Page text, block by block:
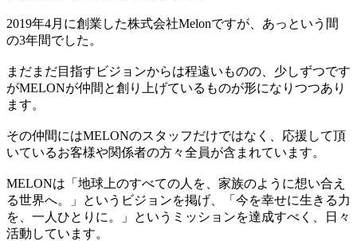
2019年4月に創業した株式会社Melonですが、あっという間
の3年間でした。
まだまだ目指すビジョンからは程遠いものの、少しずつです
がMELONが仲間と創り上げているものが形になりつつあり
ます。
その仲間にはMELONのスタッフだけではなく、応援して頂
いているお客様や関係者の方々全員が含まれています。
MELONは「地球上のすべての人を、家族のように想い合え
る世界へ。」というビジョンを掲げ、「今を幸せに生きる力
を、一人ひとりに。」というミッションを達成すべく、日々
活動しています。